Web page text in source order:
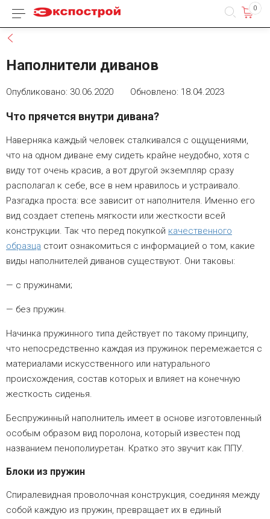
Каталог товаров 0
Наполнители диванов
Опубликовано: 30.06.2020 Обновлено: 18.04.2023
Что прячется внутри дивана?
Наверняка каждый человек сталкивался с ощущениями,
что на одном диване ему сидеть крайне неудобно, хотя с
виду тот очень красив, а вот другой экземпляр сразу
располагал к себе, все в нем нравилось и устраивало.
Разгадка проста: все зависит от наполнителя. Именно его
вид создает степень мягкости или жесткости всей
конструкции. Так что перед покупкой качественного
образца стоит ознакомиться с информацией о том, какие
виды наполнителей диванов существуют. Они таковы:
с пружинами;
без пружин.
Начинка пружинного типа действует по такому принципу,
что непосредственно каждая из пружинок перемежается с
материалами искусственного или натурального
происхождения, состав которых и влияет на конечную
жесткость сиденья.
Беспружинный наполнитель имеет в основе изготовленный
особым образом вид поролона, который известен под
названием пенополиуретан. Кратко это звучит как ППУ.
Блоки из пружин
Спиралевидная проволочная конструкция, соединяя между
собой каждую из пружин, превращает их в единый